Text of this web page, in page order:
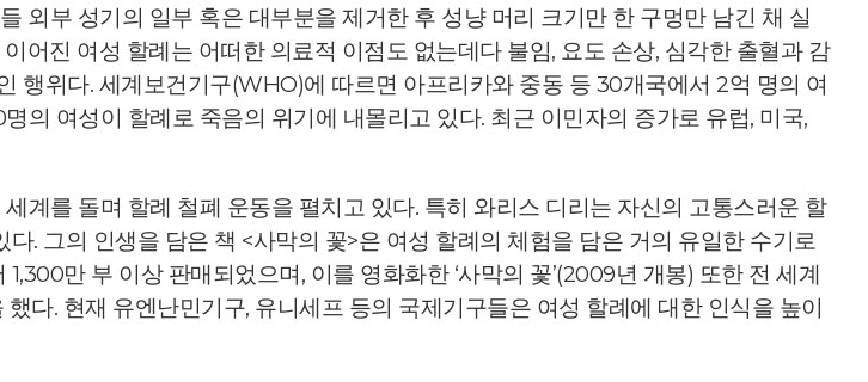
외부 성기의 일부 혹은 대부분을 제거한 후 성냥 머리 크기만 한 구멍만 남긴 채 실
어진 여성 할례는 어떠한 의료적 이점도 없는데다 불임, 요도 손상, 심각한 출혈과 감
행위다. 세계보건기구(WHO)에 따르면 아프리카와 중동 등 30개국에서 2억 명의 여
의 여성이 할례로 죽음의 위기에 내몰리고 있다. 최근 이민자의 증가로 유럽, 미국,
계를 돌며 할례 철폐 운동을 펼치고 있다. 특히 와리스 디리는 자신의 고통스러운 할
. 그의 인생을 담은 책 <사막의 꽃>은 여성 할례의 체험을 담은 거의 유일한 수기로
만 부 이상 판매되었으며, 이를 영화화한 ‘사막의 꽃’(2009년 개봉) 또한 전 세계
다. 현재 유엔난민기구, 유니세프 등의 국제기구들은 여성 할례에 대한 인식을 높이